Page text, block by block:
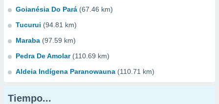
Goianésia Do Pará (67.46 km)
Tucurui (94.81 km)
Maraba (97.59 km)
Pedra De Amolar (110.69 km)
Aldeia Indígena Paranowauna (110.71 km)
Tiempo...